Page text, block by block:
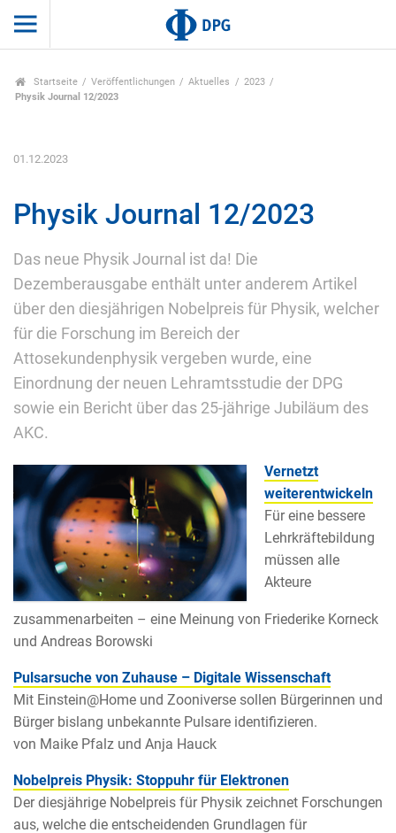
Startseite Veröffentlichungen Aktuelles
2023
Physik Journal 12/2023
01.12.2023
Physik Journal 12/2023
Das neue Physik Journal ist da! Die
Dezemberausgabe enthält unter anderem Artikel
über den diesjährigen Nobelpreis für Physik, welcher
für die Forschung im Bereich der
Attosekundenphysik vergeben wurde, eine
Einordnung der neuen Lehramtsstudie der DPG
sowie ein Bericht über das 25-jährige Jubiläum des
AKC.
Vernetzt
weiterentwickeln
Für eine bessere
Lehrkräftebildung
müssen alle
Akteure
zusammenarbeiten – eine Meinung von Friederike Korneck
und Andreas Borowski
Pulsarsuche von Zuhause – Digitale Wissenschaft
Mit Einstein@Home und Zooniverse sollen Bürgerinnen und
Bürger bislang unbekannte Pulsare identifizieren.
von Maike Pfalz und Anja Hauck
Nobelpreis Physik: Stoppuhr für Elektronen
Der diesjährige Nobelpreis für Physik zeichnet Forschungen
aus, welche die entscheidenden Grundlagen für